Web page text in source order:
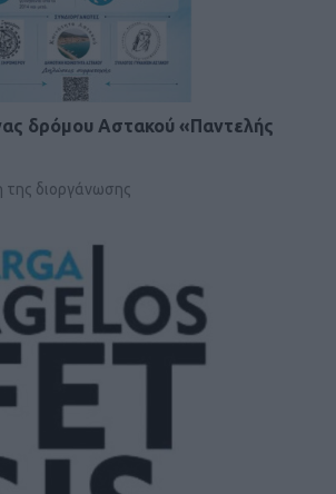
δρόμου Αστακού «Παντελής
της διοργάνωσης